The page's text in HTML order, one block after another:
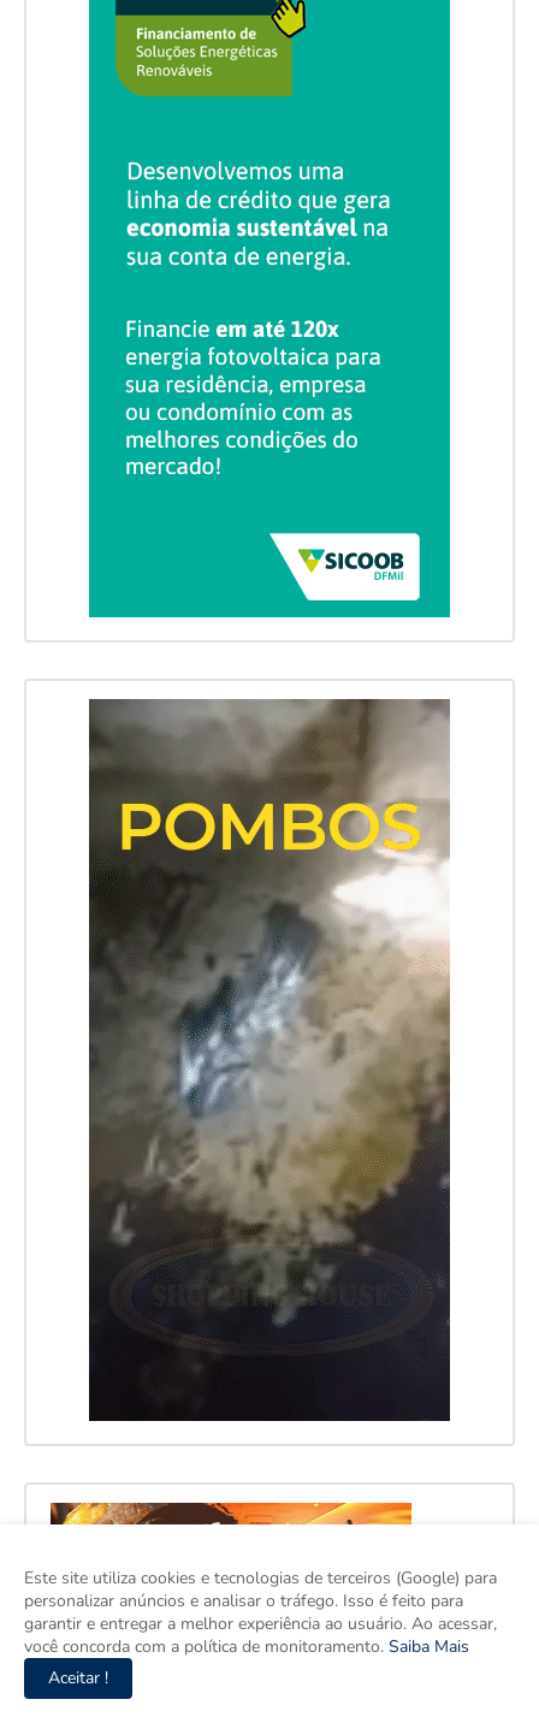
Este site utiliza cookies e tecnologias de terceiros (Google) para
personalizar anúncios e analisar o tráfego. Isso é feito para
garantir e entregar a melhor experiência ao usuário. Ao acessar,
você concorda com a política de monitoramento. Saiba Mais
Aceitar !